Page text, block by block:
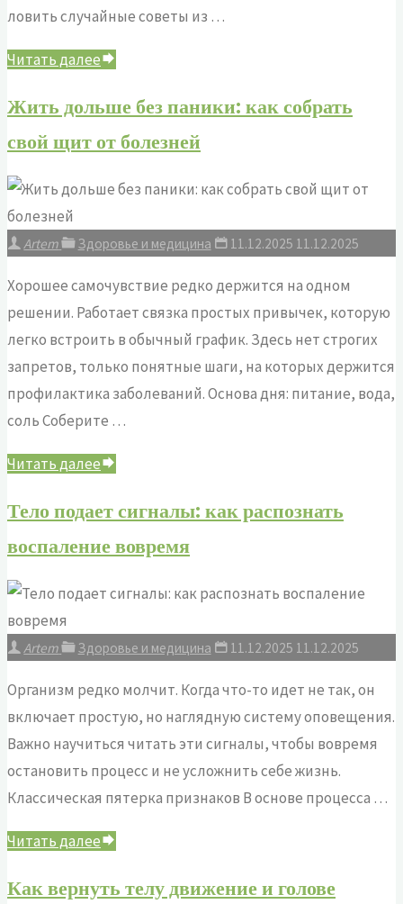
ловить случайные советы из …
Читать далее
как
работает
D
что
ним
делать"
Жить дольше без паники: как собрать
свой щит от болезней
Artem Здоровье и медицина 11.12.2025 11.12.2025
Хорошее самочувствие редко держится на одном
решении. Работает связка простых привычек, которую
легко встроить в обычный график. Здесь нет строгих
запретов, только понятные шаги, на которых держится
профилактика заболеваний. Основа дня: питание, вода,
соль Соберите …
Читать далее
без
паники:
собрать
щит
Тело подает сигналы: как распознать
воспаление вовремя
Artem Здоровье и медицина 11.12.2025 11.12.2025
Организм редко молчит. Когда что-то идет не так, он
включает простую, но наглядную систему оповещения.
Важно научиться читать эти сигналы, чтобы вовремя
остановить процесс и не усложнить себе жизнь.
Классическая пятерка признаков В основе процесса …
Читать далее
сигналы:
Как вернуть телу движение и голове